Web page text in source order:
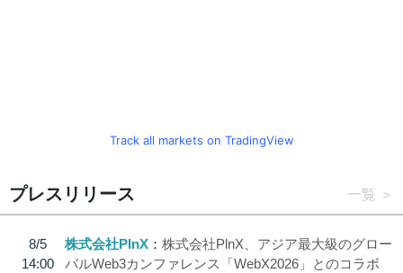
Track all markets on TradingView
プレスリリース 一覧
8/5
14:00
株式会社PlnX
株式会社PlnX、アジア最大級のグロー
バルWeb3カンファレンス「WebX2026」とのコラボ